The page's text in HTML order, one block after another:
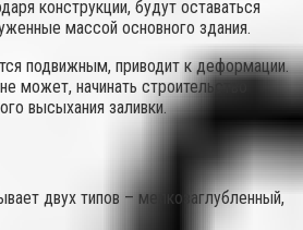
конструкции, будут оставаться
массой основного здания.
подвижным, приводит к деформации.
может, начинать строительство
высыхания заливки.
двух типов – мелкозаглубленный,